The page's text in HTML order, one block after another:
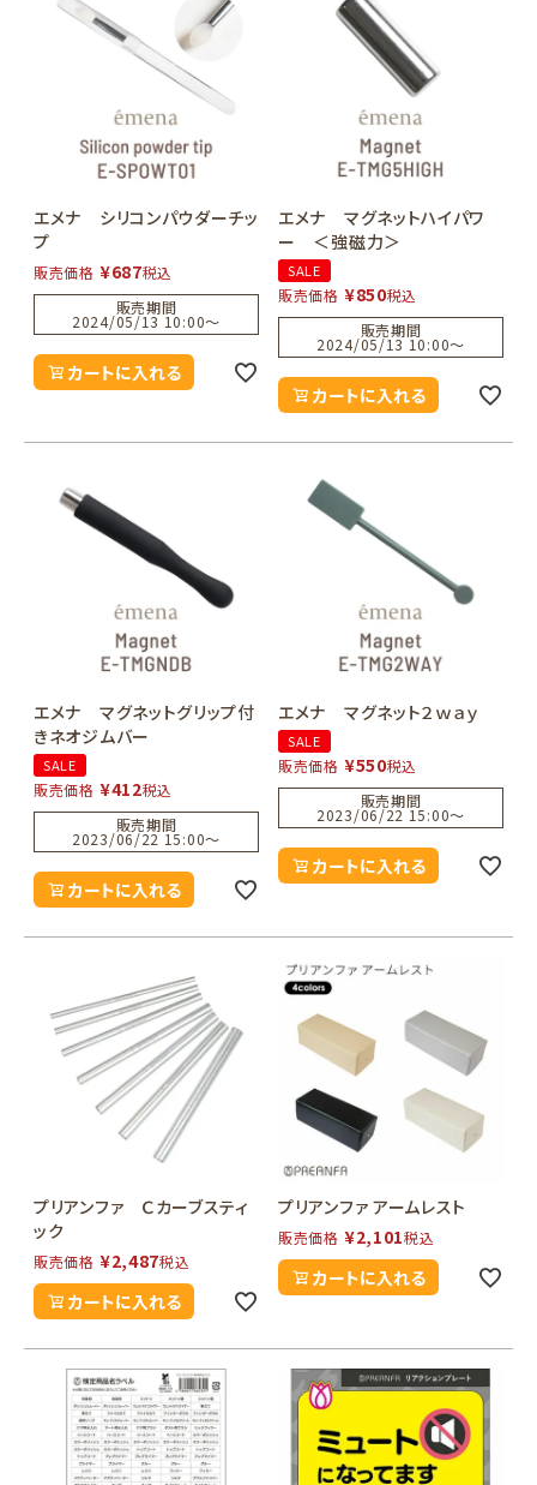
エメナ シリコンパウダーチッ
プ
販売価格 ¥687税込
販売期間
2024/05/13 10:00〜
カートに入れる
エメナ マグネットハイパワ
ー ＜強磁力＞
SALE
販売価格 ¥850税込
販売期間
2024/05/13 10:00〜
カートに入れる
エメナ マグネットグリップ付
きネオジムバー
SALE
販売価格 ¥412税込
販売期間
2023/06/22 15:00〜
カートに入れる
エメナ マグネット２ｗａｙ
SALE
販売価格 ¥550税込
販売期間
2023/06/22 15:00〜
カートに入れる
プリアンファ Ｃカーブスティ
ック
販売価格 ¥2,487税込
カートに入れる
プリアンファ アームレスト
販売価格 ¥2,101税込
カートに入れる